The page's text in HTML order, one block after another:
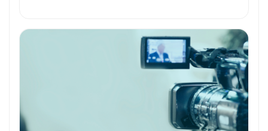
Formation et Qualifications